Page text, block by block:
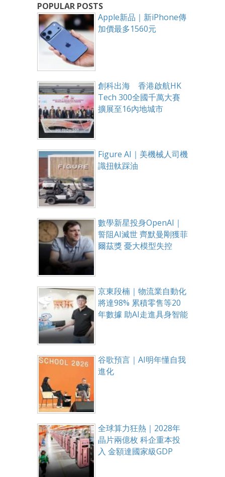
POPULAR POSTS
Apple新品｜新iPhone傳
加價最多1560元
創科出海 香港啟航HK
Tech 300全國千萬大賽
擴展至16內地城市
Figure AI｜美機械人司機
識扭軚踩油
數學新星投身OpenAI｜
誓阻AI滅世 齊默曼剛獲菲
爾茲獎 憂大模型失控
京東段楠｜物流業自動化
將達98% 累積零售等20
年數據 助AI走進具身智能
谷歌預言｜AI明年懂自我
進化
全球算力狂熱｜2028年
晶片兩億枚 科企重本投
入 金額達國家級GDP